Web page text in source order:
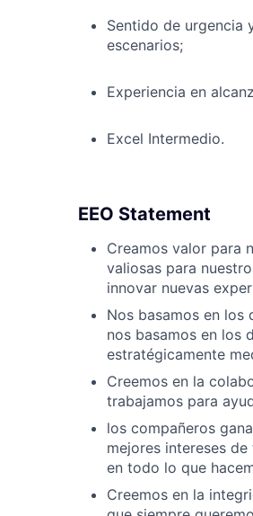
Sentido de urgencia
escenarios;
Experiencia en
Excel Intermedio.
EEO Statement
Creamos valor para
valiosas para
innovar nuevas
Nos basamos en los
nos basamos en los
estratégicamente
Creemos en la
trabajamos para
los compañeros
mejores intereses
en todo lo que
Creemos en la